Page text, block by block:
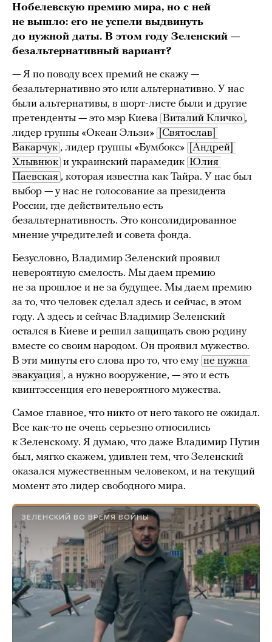
Нобелевскую премию мира, но с ней
не вышло: его не успели выдвинуть
до нужной даты. В этом году Зеленский —
безальтернативный вариант?
— Я по поводу всех премий не скажу —
безальтернативно это или альтернативно. У нас
были альтернативы, в шорт-листе были и другие
претенденты — это мэр Киева Виталий Кличко ,
лидер группы «Океан Эльзи»
[Святослав]
Вакарчук , лидер группы «Бумбокс»
[Андрей]
Хлывнюк и украинский парамедик Юлия
Паевская , которая известна как Тайра. У нас был
выбор — у нас не голосование за президента
России, где действительно есть
безальтернативность. Это консолидированное
мнение учредителей и совета фонда.
Безусловно, Владимир Зеленский проявил
невероятную смелость. Мы даем премию
не за прошлое и не за будущее. Мы даем премию
за то, что человек сделал здесь и сейчас, в этом
году. А здесь и сейчас Владимир Зеленский
остался в Киеве и решил защищать свою родину
вместе со своим народом. Он проявил мужество.
В эти минуты его слова про то, что ему не нужна
эвакуация , а нужно вооружение, — это и есть
квинтэссенция его невероятного мужества.
Самое главное, что никто от него такого не ожидал.
Все как-то не очень серьезно относились
к Зеленскому. Я думаю, что даже Владимир Путин
был, мягко скажем, удивлен тем, что Зеленский
оказался мужественным человеком, и на текущий
момент это лидер свободного мира.
ЗЕЛЕНСКИЙ ВО ВРЕМЯ ВОЙНЫ